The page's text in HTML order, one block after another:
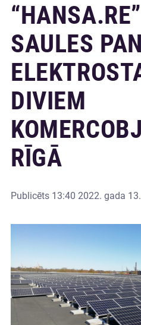
SAULES
DIVIEM
RĪGĀ
Publicēts 13:40 2022. gada